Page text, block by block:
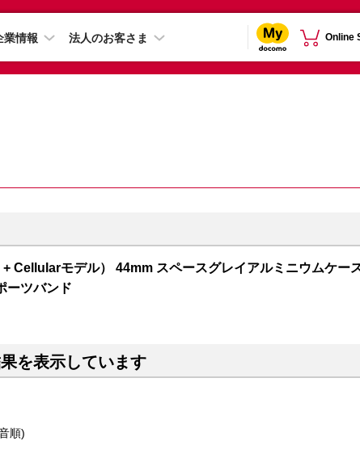
業情報 法人のお客さま Online
Cellularモデル） 44mm スペースグレイアルミニウムケー
ーツバンド
を表示しています
順)